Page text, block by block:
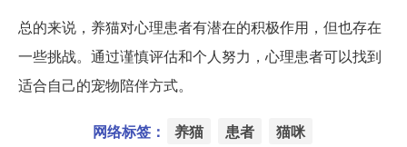
总的来说，养猫对心理患者有潜在的积极作用，但也存在
一些挑战。通过谨慎评估和个人努力，心理患者可以找到
适合自己的宠物陪伴方式。
网络标签： 养猫 患者 猫咪